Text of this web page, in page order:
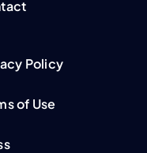
Policy
of Use